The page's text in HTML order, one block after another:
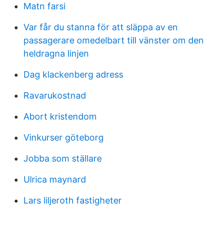
Matn farsi
Var får du stanna för att släppa av en
passagerare omedelbart till vänster om den
heldragna linjen
Dag klackenberg adress
Ravarukostnad
Abort kristendom
Vinkurser göteborg
Jobba som ställare
Ulrica maynard
Lars liljeroth fastigheter